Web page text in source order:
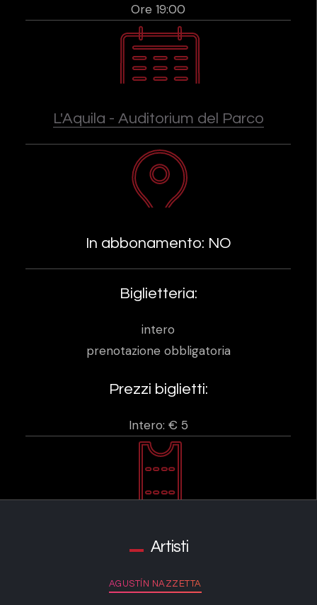
Ore 19:00
L'Aquila - Auditorium del Parco
In abbonamento: NO
Biglietteria:
intero
prenotazione obbligatoria
Prezzi biglietti:
Intero: € 5
Artisti
AGUSTÍN NAZZETTA